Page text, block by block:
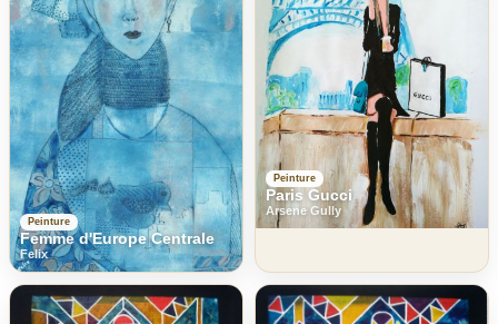
Peinture
Femme d'Europe Centrale
Felix
Peinture
Paris Gucci
Arsene Gully